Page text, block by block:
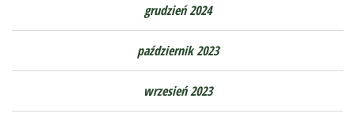
grudzień 2024
październik 2023
wrzesień 2023